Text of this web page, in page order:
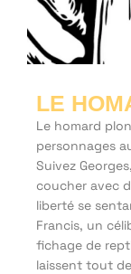
LE
Le homard
personnages
Suivez
coucher avec
liberté se
Francis, un
fichage de
laissent tout